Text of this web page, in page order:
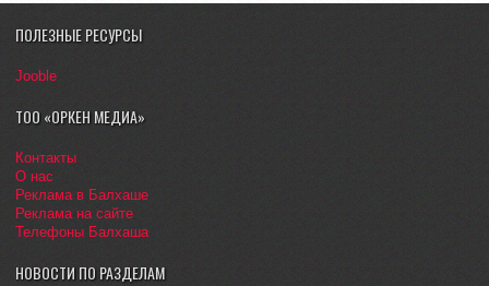
ПОЛЕЗНЫЕ РЕСУРСЫ
Jooble
ТОО «ОРКЕН МЕДИА»
Контакты
О нас
Реклама в Балхаше
Реклама на сайте
Телефоны Балхаша
НОВОСТИ ПО РАЗДЕЛАМ